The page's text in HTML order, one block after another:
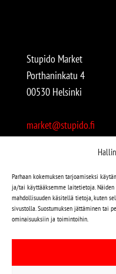
Parhaan kokemuksen tarjoamiseksi
ja/tai käyttääksemme laitetietoja.
mahdollisuuden käsitellä tietoja, kuten
sivustolla. Suostumuksen jättäminen tai
ominaisuuksiin ja toimintoihin.
Stupido Market
Porthaninkatu 4
00530 Helsinki
market@stupido.fi
Avoinna:
arkisin 12-18
lauantaisin 12-17
Stupido löytyy myös
Stupido Marketista